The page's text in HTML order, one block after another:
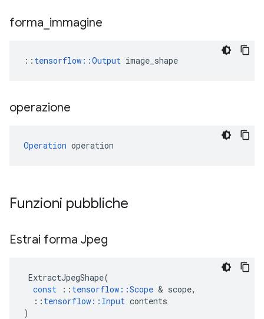
forma immagine
:: tensorflow::Output image_shape
operazione
Operation operation
Funzioni pubbliche
Estrai forma Jpeg
ExtractJpegShape(
const
:: tensorflow ::Scope & scope,
:: tensorflow :: Input contents
)